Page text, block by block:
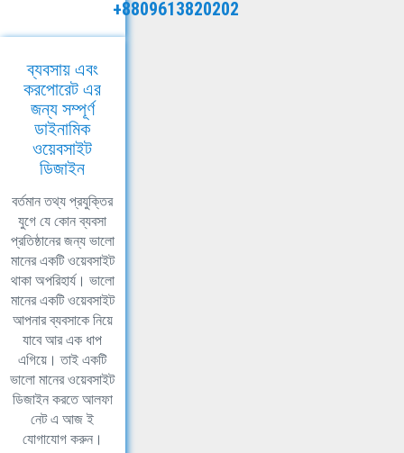
+8809613820202
ব্যবসায় এবং
করপোরেট এর
জন্য সম্পূর্ণ
ডাইনামিক
ওয়েবসাইট
ডিজাইন
বর্তমান তথ্য প্রযুক্তির
যুগে যে কোন ব্যবসা
প্রতিষ্ঠানের জন্য ভালো
মানের একটি ওয়েবসাইট
থাকা অপরিহার্য। ভালো
মানের একটি ওয়েবসাইট
আপনার ব্যবসাকে নিয়ে
যাবে আর এক ধাপ
এগিয়ে। তাই একটি
ভালো মানের ওয়েবসাইট
ডিজাইন করতে আলফা
নেট এ আজ ই
যোগাযোগ করুন।